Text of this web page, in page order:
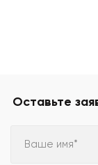
Оставьте
Ваше имя*